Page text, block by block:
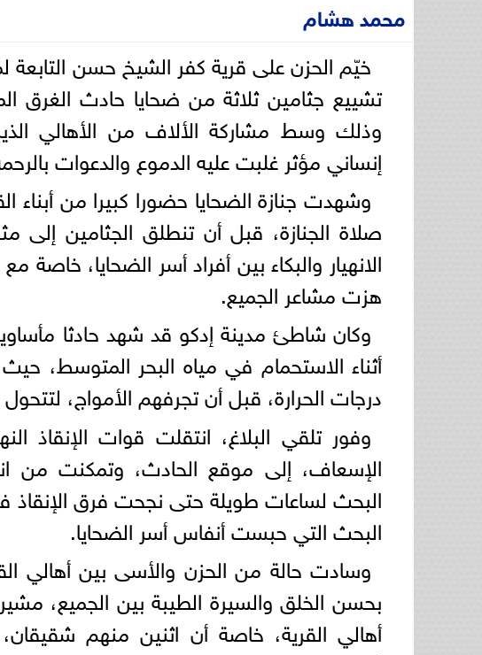
محمد هشام
خيّم الحزن على قرية كفر الشيخ حسن التابعة
تشييع جثامين ثلاثة من ضحايا حادث الغرق
وذلك وسط مشاركة الألاف من الأهالي
إنساني مؤثر غلبت عليه الدموع والدعوات
وشهدت جنازة الضحايا حضورا كبيرا من أبناء
صلاة الجنازة، قبل أن تنطلق الجثامين إلى
الانهيار والبكاء بين أفراد أسر الضحايا،
هزت مشاعر الجميع.
وكان شاطئ مدينة إدكو قد شهد حادثا
أثناء الاستحمام في مياه البحر المتوسط،
درجات الحرارة، قبل أن تجرفهم الأمواج،
وفور تلقي البلاغ، انتقلت قوات الإنقاذ
الإسعاف، إلى موقع الحادث، وتمكنت من
البحث لساعات طويلة حتى نجحت فرق الإنقاذ
البحث التي حبست أنفاس أسر الضحايا.
وسادت حالة من الحزن والأسى بين أهالي
بحسن الخلق والسيرة الطيبة بين الجميع،
أهالي القرية، خاصة أن اثنين منهم